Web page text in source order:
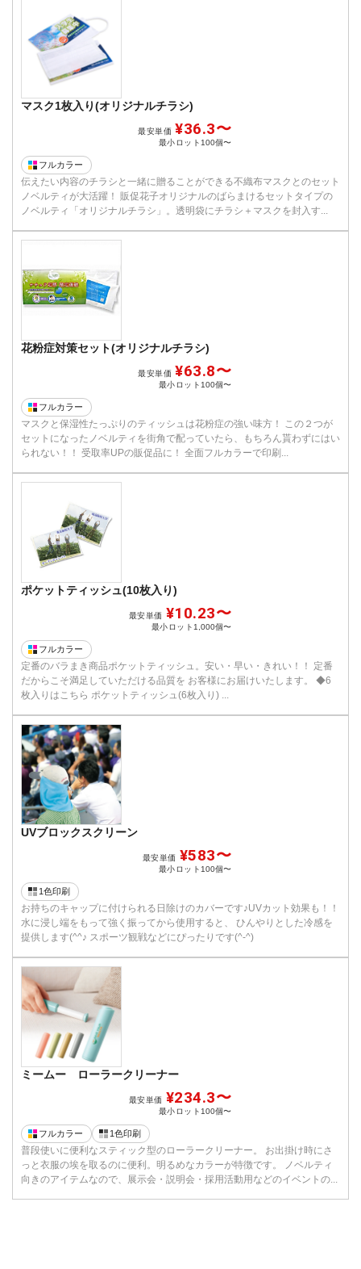
マスク1枚入り(オリジナルチラシ)
最安単価 ¥36.3〜
最小ロット 100個〜
フルカラー
伝えたい内容のチラシと一緒に贈ることができる不織布マスクとのセット
ノベルティが大活躍！ 販促花子オリジナルのばらまけるセットタイプの
ノベルティ「オリジナルチラシ」。透明袋にチラシ＋マスクを封入す...
花粉症対策セット(オリジナルチラシ)
最安単価 ¥63.8〜
最小ロット 100個〜
フルカラー
マスクと保湿性たっぷりのティッシュは花粉症の強い味方！ この２つが
セットになったノベルティを街角で配っていたら、もちろん貰わずにはい
られない！！ 受取率UPの販促品に！ 全面フルカラーで印刷...
ポケットティッシュ(10枚入り)
最安単価 ¥10.23〜
最小ロット 1,000個〜
フルカラー
定番のバラまき商品ポケットティッシュ。安い・早い・きれい！！ 定番
だからこそ満足していただける品質を お客様にお届けいたします。 ◆6
枚入りはこちら ポケットティッシュ(6枚入り) ...
UVブロックスクリーン
最安単価 ¥583〜
最小ロット 100個〜
1色印刷
お持ちのキャップに付けられる日除けのカバーです♪UVカット効果も！！
水に浸し端をもって強く振ってから使用すると、 ひんやりとした冷感を
提供します(^^♪ スポーツ観戦などにぴったりです(^-^)
ミームー ローラークリーナー
最安単価 ¥234.3〜
最小ロット 100個〜
フルカラー 1色印刷
普段使いに便利なスティック型のローラークリーナー。 お出掛け時にさ
っと衣服の埃を取るのに便利。明るめなカラーが特徴です。 ノベルティ
向きのアイテムなので、展示会・説明会・採用活動用などのイベントの...